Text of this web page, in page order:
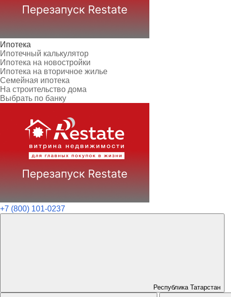
Ипотека
Ипотечный калькулятор
Ипотека на новостройки
Ипотека на вторичное жилье
Семейная ипотека
На строительство дома
Выбрать по банку
+7 (800) 101-0237
Республика Татарстан